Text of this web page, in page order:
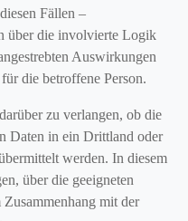
Fällen –
über die involvierte Logik
Auswirkungen
die betroffene Person.
zu verlangen, ob die
Daten in ein Drittland oder
werden. In diesem
über die geeigneten
mit der